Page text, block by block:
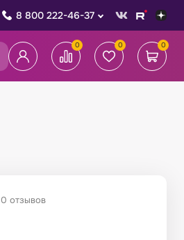
8 800 222-46-37
0 0 0
0 отзывов